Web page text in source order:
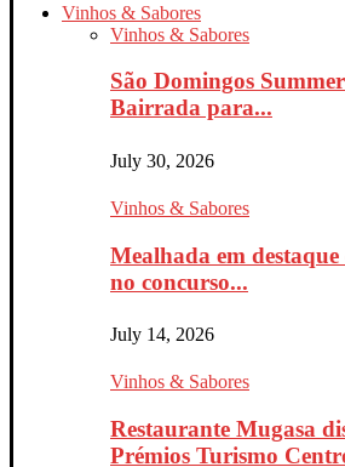
Vinhos & Sabores
Vinhos & Sabores
São Domingos
Bairrada para...
July 30, 2026
Vinhos & Sabores
Mealhada em
no concurso...
July 14, 2026
Vinhos & Sabores
Restaurante Mugasa
Prémios Turismo